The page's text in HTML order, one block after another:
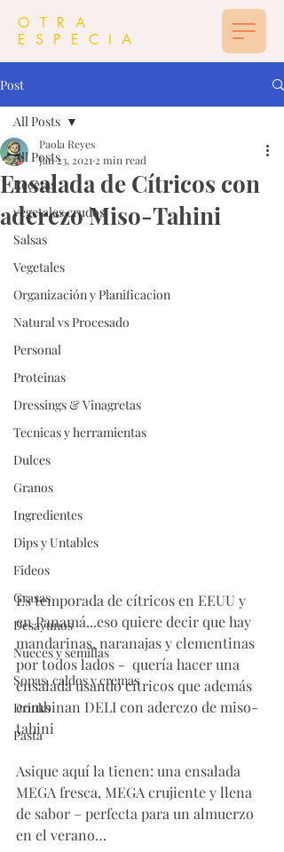
OTRA
ESPECIA
Post
All Posts
Recetas
vegetales crudos
Salsas
Vegetales
Organización y Planificacion
Natural vs Procesado
Personal
Proteinas
Dressings & Vinagretas
Tecnicas y herramientas
Dulces
Granos
Ingredientes
Dips y Untables
Fideos
Grasas
Desayunos
Nueces y semillas
Sopas, caldos y cremas
Drinks
Pasta
All Posts
Ensalada de Cítricos con
aderezo Miso-Tahini
Paola Reyes
Jan 23, 2021 2 min read
Es temporada de cítricos en EEUU y
en Panamá...eso quiere decir que hay
mandarinas, naranajas y clementinas
por todos lados -  quería hacer una
ensalada usando cítricos que además
combinan DELI con aderezo de miso-
tahini
Asique aquí la tienen: una ensalada
MEGA fresca, MEGA crujiente y llena
de sabor – perfecta para un almuerzo
en el verano…